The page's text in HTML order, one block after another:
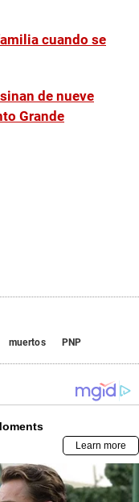
cuando se
de nueve
Grande
muertos PNP